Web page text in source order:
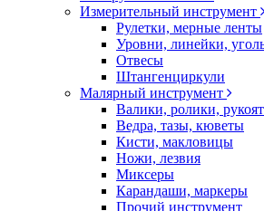
Измерительный инструмент
Рулетки, мерные ленты
Уровни, линейки,
Отвесы
Штангенциркули
Малярный инструмент
Валики, ролики,
Ведра, тазы, кюветы
Кисти, макловицы
Ножи, лезвия
Миксеры
Карандаши, маркеры
Прочий инструмент